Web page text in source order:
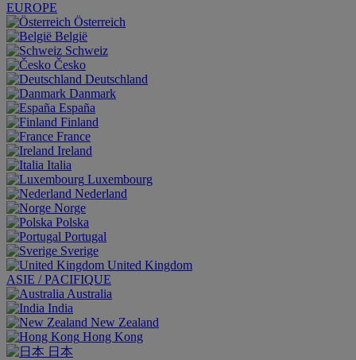
EUROPE
Österreich
België
Schweiz
Česko
Deutschland
Danmark
España
Finland
France
Ireland
Italia
Luxembourg
Nederland
Norge
Polska
Portugal
Sverige
United Kingdom
ASIE / PACIFIQUE
Australia
India
New Zealand
Hong Kong
日本